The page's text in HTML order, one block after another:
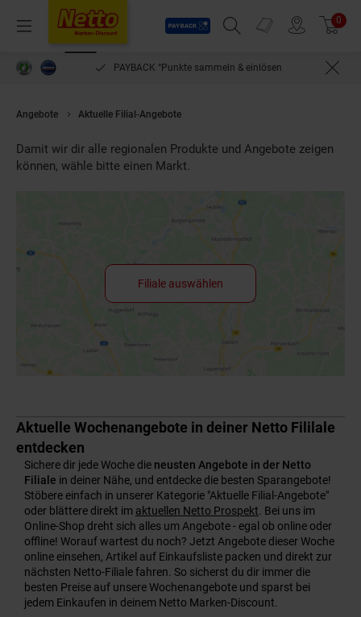
Menü
Payback
Suchfeld einblenden
Prospekte 0
PAYBACK °Punkte sammeln & einlösen
Angebote Aktuelle Filial-Angebote
Damit wir dir alle regionalen Produkte und Angebote zeigen
können, wähle bitte einen Markt.
Filiale auswählen
Aktuelle Wochenangebote in deiner Netto Fililale
entdecken
Sichere dir jede Woche die neusten Angebote in der Netto
Filiale in deiner Nähe, und entdecke die besten Sparangebote!
Stöbere einfach in unserer Kategorie "Aktuelle Filial-Angebote"
oder blättere direkt im aktuellen Netto Prospekt . Bei uns im
Online-Shop dreht sich alles um Angebote - egal ob online oder
offline! Worauf wartest du noch? Jetzt Angebote dieser Woche
online einsehen, Artikel auf Einkaufsliste packen und direkt zur
nächsten Netto-Filiale fahren. So sicherst du dir immer die
besten Preise auf unsere Wochenangebote und sparst bei
jedem Einkaufen in deinem Netto Marken-Discount.